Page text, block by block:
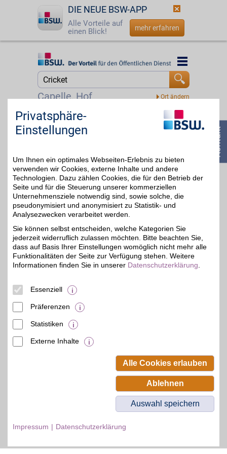
DIE NEUE BSW-APP
Alle Vorteile auf
einen Blick!
mehr erfahren
Startseite
☎ 0800 - 279 25 82
Capelle, Hof
Startseite
DAZN
Mit dem Livesport-
Jahr erleben: von zu
Hause, unterwegs,
zeitversetzt oder im
Rückblick. Jetzt das
umfangreiche
Sportangebot genießen
und BSW-Vorteil sichern.
Zum Partnerprofil
4%
DAZN Gutschein
© BSW Verbraucher-Service
Alle Rechte vorbehalten.
Privatsphäre-
Einstellungen
Um Ihnen ein optimales Webseiten-Erlebnis zu bieten
verwenden wir Cookies, externe Inhalte und andere
Technologien. Dazu zählen Cookies, die für den Betrieb der
Seite und für die Steuerung unserer kommerziellen
Unternehmensziele notwendig sind, sowie solche, die
pseudonymisiert und anonymisiert zu Statistik- und
Analysezwecken verarbeitet werden.
Sie können selbst entscheiden, welche Kategorien Sie
jederzeit widerruflich zulassen möchten. Bitte beachten Sie,
dass auf Basis Ihrer Einstellungen womöglich nicht mehr alle
Funktionalitäten der Seite zur Verfügung stehen. Weitere
Informationen finden Sie in unserer Datenschutzerklärung
Essenziell
Präferenzen
Statistiken
Externe Inhalte
Alle Cookies erlauben
Ablehnen
Auswahl speichern
Impressum Datenschutzerklärung